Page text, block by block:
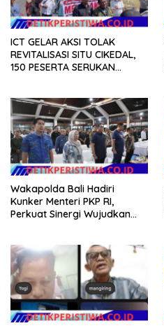
ICT GELAR AKSI TOLAK
REVITALISASI SITU CIKEDAL,
150 PESERTA SERUKAN
Wakapolda Bali Hadiri
Kunker Menteri PKP RI,
Perkuat Sinergi Wujudkan